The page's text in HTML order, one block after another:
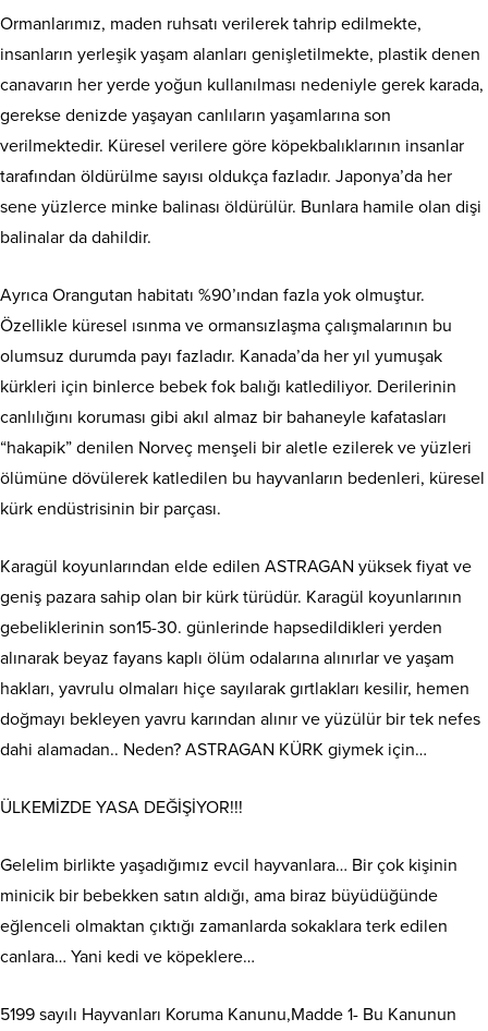
Ormanlarımız, maden ruhsatı verilerek tahrip edilmekte,
insanların yerleşik yaşam alanları genişletilmekte, plastik denen
canavarın her yerde yoğun kullanılması nedeniyle gerek karada,
gerekse denizde yaşayan canlıların yaşamlarına son
verilmektedir. Küresel verilere göre köpekbalıklarının insanlar
tarafından öldürülme sayısı oldukça fazladır. Japonya’da her
sene yüzlerce minke balinası öldürülür. Bunlara hamile olan dişi
balinalar da dahildir.
Ayrıca Orangutan habitatı %90’ından fazla yok olmuştur.
Özellikle küresel ısınma ve ormansızlaşma çalışmalarının bu
olumsuz durumda payı fazladır. Kanada’da her yıl yumuşak
kürkleri için binlerce bebek fok balığı katlediliyor. Derilerinin
canlılığını koruması gibi akıl almaz bir bahaneyle kafatasları
“hakapik” denilen Norveç menşeli bir aletle ezilerek ve yüzleri
ölümüne dövülerek katledilen bu hayvanların bedenleri, küresel
kürk endüstrisinin bir parçası.
Karagül koyunlarından elde edilen ASTRAGAN yüksek fiyat ve
geniş pazara sahip olan bir kürk türüdür. Karagül koyunlarının
gebeliklerinin son15-30. günlerinde hapsedildikleri yerden
alınarak beyaz fayans kaplı ölüm odalarına alınırlar ve yaşam
hakları, yavrulu olmaları hiçe sayılarak gırtlakları kesilir, hemen
doğmayı bekleyen yavru karından alınır ve yüzülür bir tek nefes
dahi alamadan.. Neden? ASTRAGAN KÜRK giymek için…
ÜLKEMİZDE YASA DEĞİŞİYOR!!!
Gelelim birlikte yaşadığımız evcil hayvanlara… Bir çok kişinin
minicik bir bebekken satın aldığı, ama biraz büyüdüğünde
eğlenceli olmaktan çıktığı zamanlarda sokaklara terk edilen
canlara… Yani kedi ve köpeklere…
5199 sayılı Hayvanları Koruma Kanunu,Madde 1- Bu Kanunun